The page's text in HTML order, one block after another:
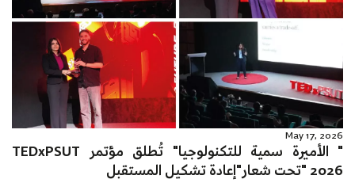
May 17, 2026
" الأميرة سمية للتكنولوجيا" تُطلق مؤتمر TEDxPSUT
2026 "تحت شعار"إعادة تشكيل المستقبل